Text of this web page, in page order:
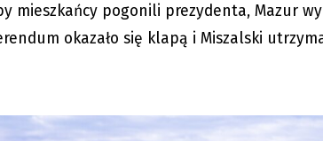
mieszkańcy pogonili prezydenta, Mazur
okazało się klapą i Miszalski